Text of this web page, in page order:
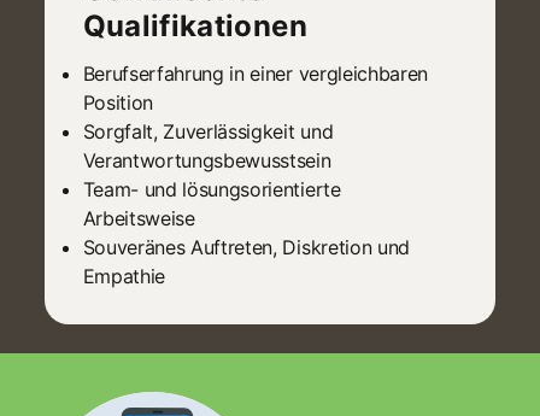
Qualifikationen
Berufserfahrung in einer vergleichbaren
Position
Sorgfalt, Zuverlässigkeit und
Verantwortungsbewusstsein
Team- und lösungsorientierte
Arbeitsweise
Souveränes Auftreten, Diskretion und
Empathie